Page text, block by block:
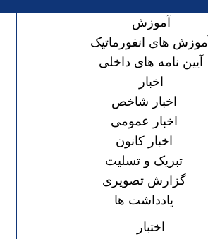
آموزش
آموزش های انفورماتیک
آیین نامه های داخلی
اخبار
اخبار شاخص
اخبار عمومی
اخبار کانون
تبریک و تسلیت
گزارش تصویری
یادداشت ها
اختبار